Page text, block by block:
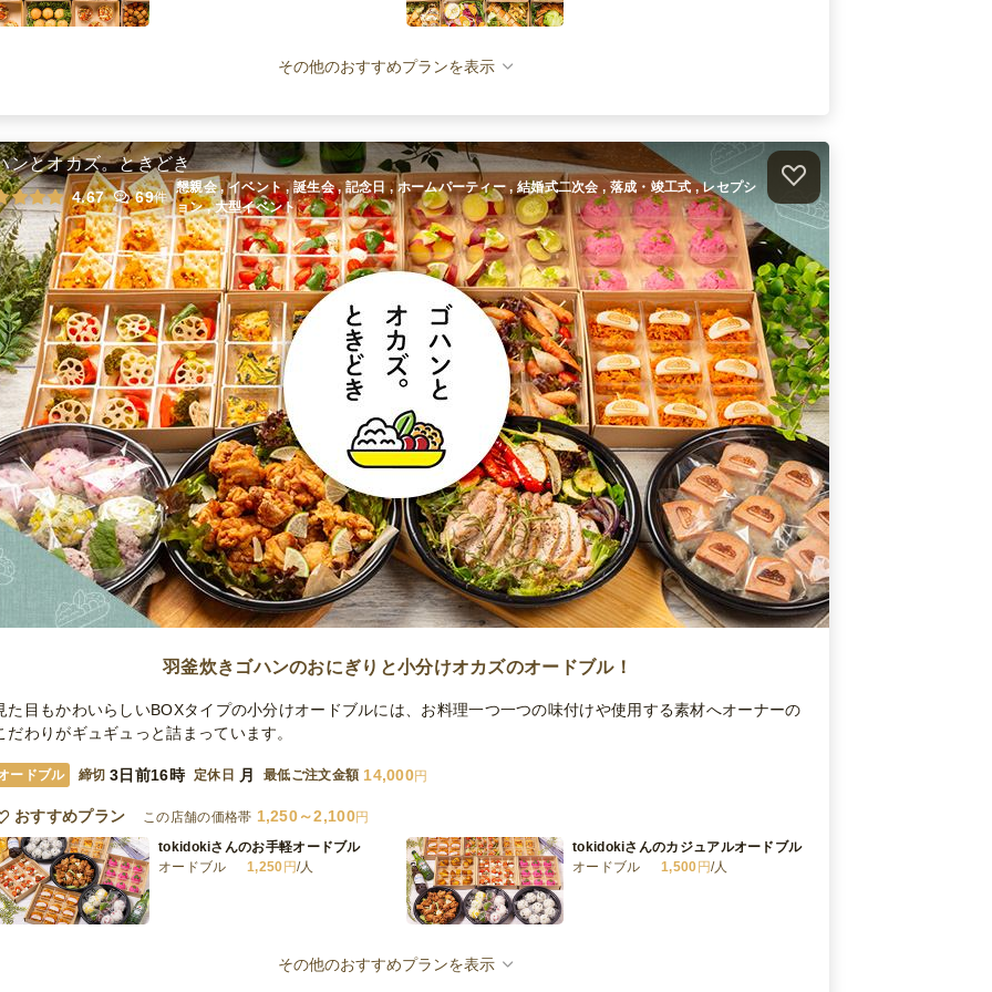
1,700円/人
菜園風三浦野菜＆ミートアソートプ
ラン
ケータリング 2,250円/人
ペスコベジタリアンフィンガーフー
ドプラン
ケータリング 2,250円 /人
カジュアル三浦野菜＆ミートアソー
トデリバリープラン
オードブル
1,700円/人
カジュアルフィンガーフードデリバ
リープラン
オードブル
1,700円/人
全てのプランを見る（11件）
その他のおすすめプランを表示
ンとオカズ。ときどき
4.67 69件
懇親会 , イベント , 誕生会 , 記念日 , ホームパーティー , 結婚式二次会 , 落成・竣工式 , レセプシ
ョン , 大型イベント
羽釜炊きゴハンのおにぎりと小分けオカズのオードブル！
た目もかわいらしいBOXタイプの小分けオードブルには、お料理一つ一つの味付けや使用する素材へオーナーの
だわりがギュギュっと詰まっています。
ードブル 締切 3日前16時 定休日 月 最低ご注文金額 14,000円
おすすめプラン この店舗の価格帯 1,250～2,100円
tokidokiさんのお手軽オードブル
オードブル
1,250 円/人
tokidokiさんのカジュアルオードブル
オードブル
1,500 円/人
その他のおすすめプランを表示